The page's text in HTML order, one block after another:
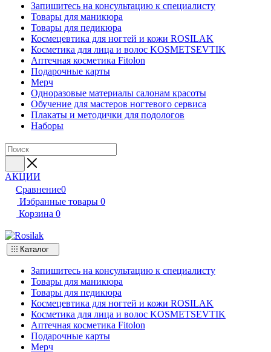
Запишитесь на консультацию к специалисту
Товары для маникюра
Товары для педикюра
Космецевтика для ногтей и кожи ROSILAK
Косметика для лица и волос KOSMETSEVTIK
Аптечная косметика Fitolon
Подарочные карты
Мерч
Одноразовые материалы салонам красоты
Обучение для мастеров ногтевого сервиса
Плакаты и методички для подологов
Наборы
АКЦИИ
Сравнение0
Избранные товары 0
Корзина 0
Каталог
Запишитесь на консультацию к специалисту
Товары для маникюра
Товары для педикюра
Космецевтика для ногтей и кожи ROSILAK
Косметика для лица и волос KOSMETSEVTIK
Аптечная косметика Fitolon
Подарочные карты
Мерч